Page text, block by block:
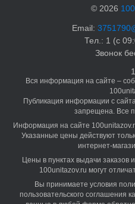
© 2026
Email:
Тел.: 1 (с
Звонок
1
Вся информация на сайте –
Публикация информации с
запрещена. Все
Информация на сайте
Указанные цены действуют
интернет-
Цены в пунктах выдачи заказов
100unitazov.ru могут
Вы принимаете условия
пользовательского соглашения